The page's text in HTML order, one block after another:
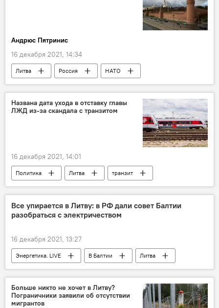
Андрюс Пятринис
16 декабря 2021, 14:34
Литва Россия
НАТО
Колумнисты
Запад
Названа дата ухода в отставку главы
ЛЖД из-за скандала с транзитом
16 декабря 2021, 14:01
Политика Литва
транзит
Беларуськалий
"Литовские железные дороги"
Министерство транспорта
Белоруссия
Все упирается в Литву: в РФ дали совет Балтии
разобраться с электричеством
16 декабря 2021, 13:27
Энергетика. LIVE В Балтии
Литва
Россия
Балтия
электроэнергия
Больше никто не хочет в Литву?
Пограничники заявили об отсутствии
мигрантов